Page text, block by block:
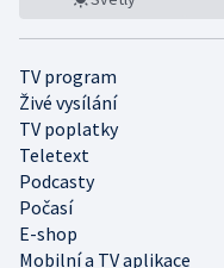
TV program
Živé vysílání
TV poplatky
Teletext
Podcasty
Počasí
E-shop
Mobilní a TV aplikace